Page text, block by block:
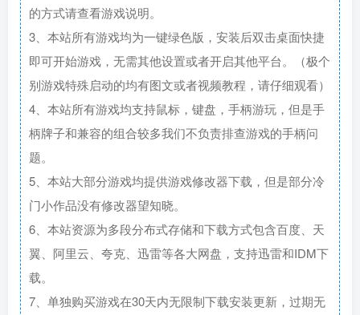
的方式请查看游戏说明。
3、本站所有游戏均为一键绿色版，安装后双击桌面快捷
即可开始游戏，无需其他设置或者开启其他平台。（极个
别游戏特殊启动的均有图文或者视频教程，请仔细观看）
4、本站所有游戏均支持鼠标，键盘，手柄游玩，但是手
柄牌子和兼容的组合较多我们不负责排查游戏的手柄问
题。
5、本站大部分游戏均提供游戏修改器下载，但是部分冷
门小作品没有修改器望知晓。
6、本站资源为多段分布式存储和下载方式包含百度、天
翼、阿里云、夸克、迅雷等各大网盘，支持迅雷和IDM下
载。
7、单独购买游戏在30天内无限制下载安装更新，过期无